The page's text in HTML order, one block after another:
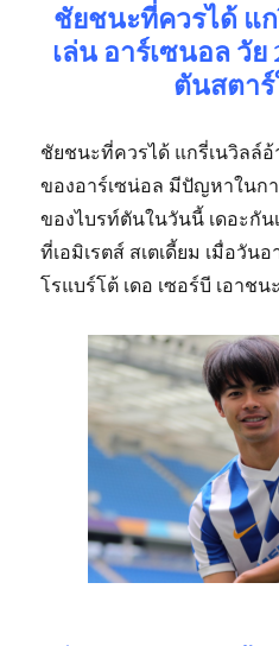
ชัยชนะที่ควรได้ แ
เล่น อาร์เซนอล วั
ตันสตา
ชัยชนะที่ควรได้ แกรี่เนวิลล์อ้
ของอาร์เซน่อล มีปัญหาในก
ของไบรท์ตันในวันนี้ เดอะกั
ที่เอมิเรตส์ สเตเดี้ยม เมื่อวั
โรแบร์โต้ เดอ เซอร์บี เอาช